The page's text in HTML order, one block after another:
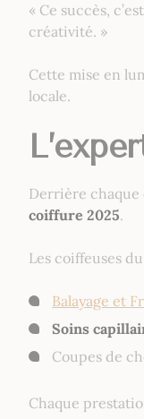
« Ce succès,
créativité. »
Cette mise en
locale.
Derrière chaque
coiffure 2025.
Les coiffeuses
Balayage et
Soins
Coupes de
Chaque